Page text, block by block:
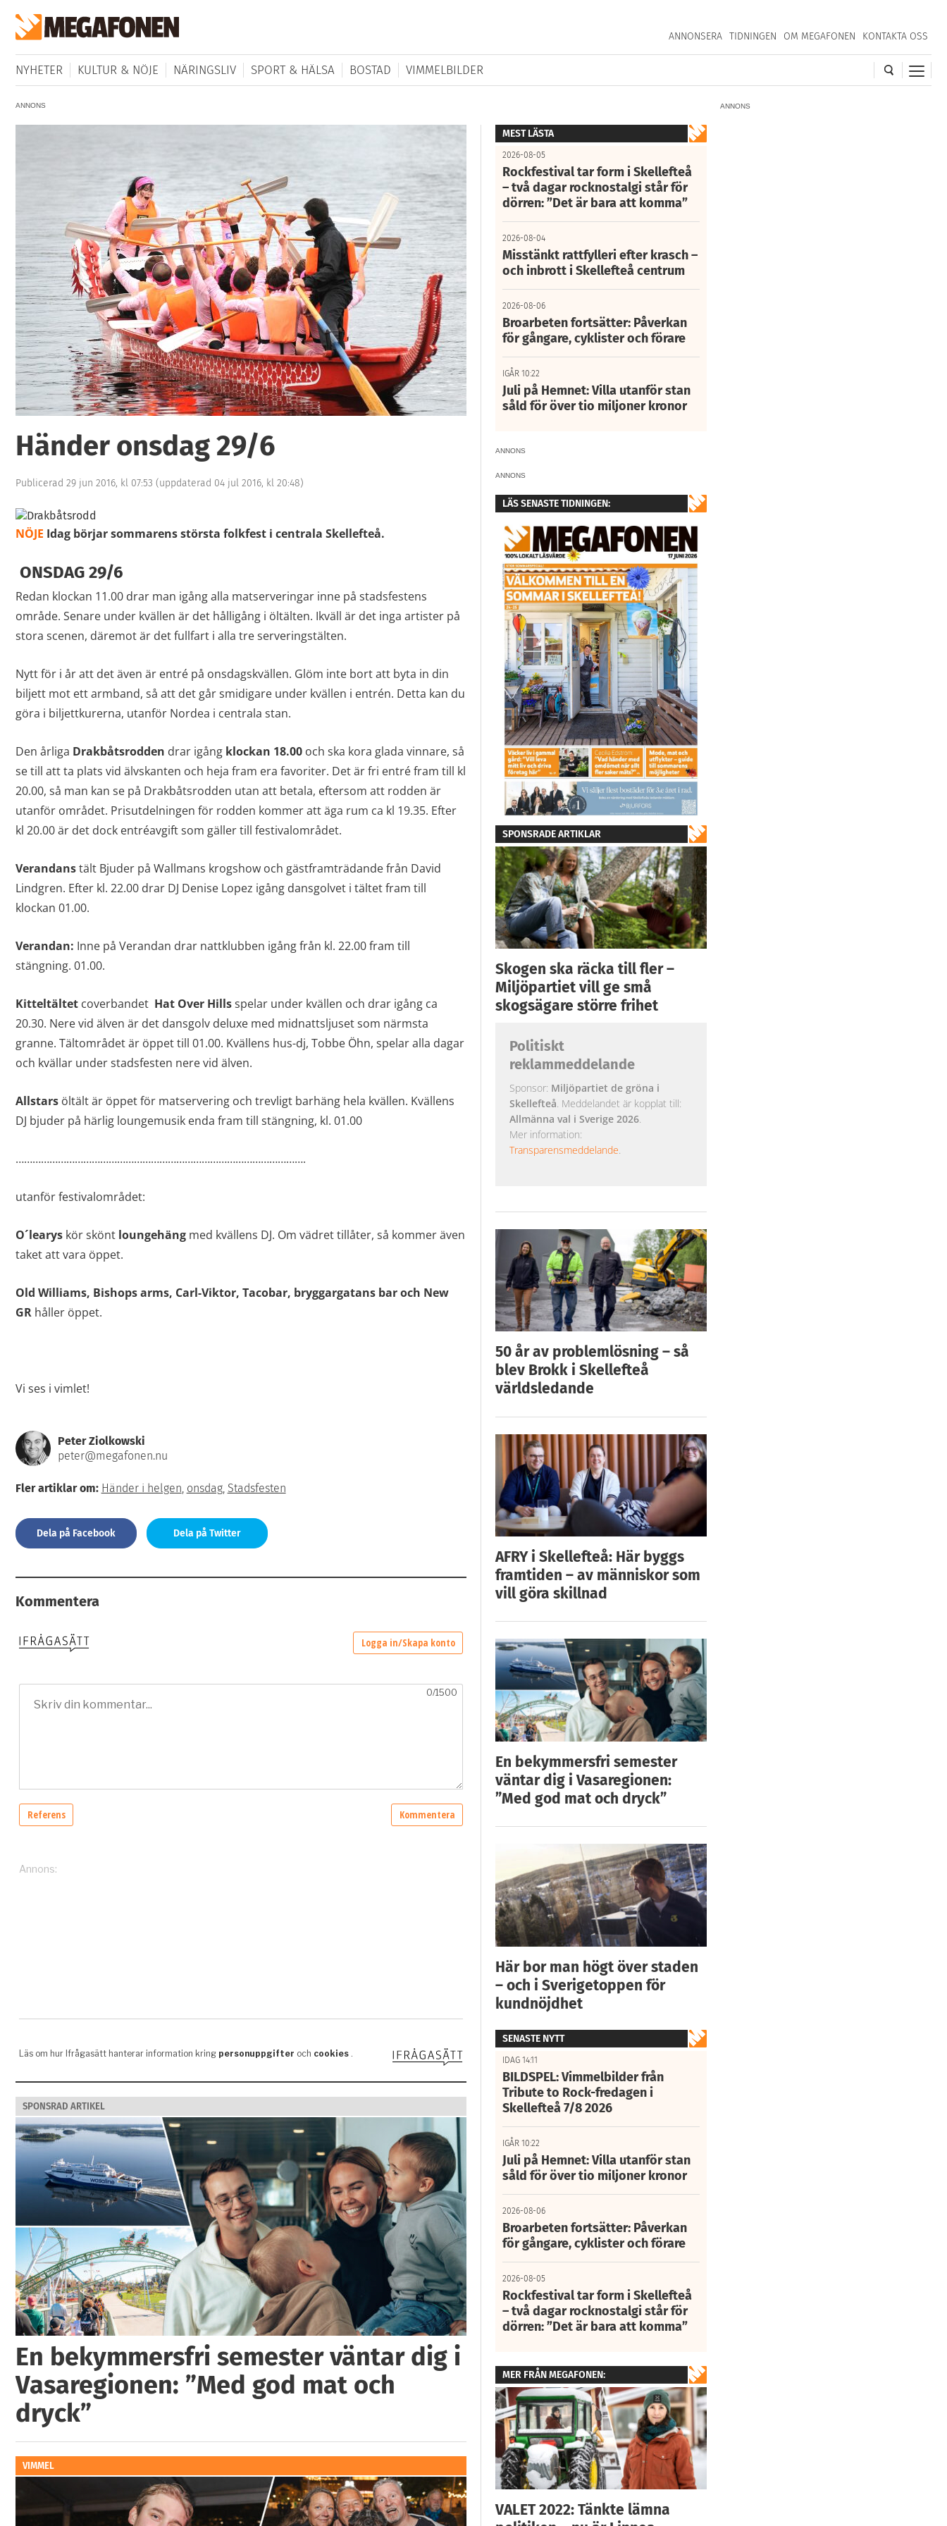
ANNONSERA TIDNINGEN OM MEGAFONEN KONTAKTA OSS
NYHETER KULTUR & NÖJE NÄRINGSLIV SPORT & HÄLSA BOSTAD VIMMELBILDER
ANNONS
ANNONS
Händer onsdag 29/6
Publicerad 29 jun 2016, kl 07:53 (uppdaterad 04 jul 2016, kl 20:48)
NÖJE Idag börjar sommarens största folkfest i centrala Skellefteå.
ONSDAG 29/6
Redan klockan 11.00 drar man igång alla matserveringar inne på stadsfestens
område. Senare under kvällen är det hålligång i öltälten. Ikväll är det inga artister på
stora scenen, däremot är det fullfart i alla tre serveringstälten.
Nytt för i år att det även är entré på onsdagskvällen. Glöm inte bort att byta in din
biljett mot ett armband, så att det går smidigare under kvällen i entrén. Detta kan du
göra i biljettkurerna, utanför Nordea i centrala stan.
Den årliga Drakbåtsrodden drar igång klockan 18.00och ska kora glada vinnare, så
se till att ta plats vid älvskanten och heja fram era favoriter. Det är fri entré fram till kl
20.00, så man kan se på Drakbåtsrodden utan att betala, eftersom att rodden är
utanför området. Prisutdelningen för rodden kommer att äga rum ca kl 19.35. Efter
kl 20.00 är det dock entréavgift som gäller till festivalområdet.
Verandanstält Bjuder på Wallmans krogshow och gästframträdande från David
Lindgren. Efter kl. 22.00 drar DJ Denise Lopez igång dansgolvet i tältet fram till
klockan 01.00.
Verandan: Inne på Verandan drar nattklubben igång från kl. 22.00 fram till
stängning. 01.00.
Kitteltältetcoverbandet Hat Over Hillsspelar under kvällen och drar igång ca
20.30. Nere vid älven är det dansgolv deluxe med midnattsljuset som närmsta
granne. Tältområdet är öppet till 01.00. Kvällens hus-dj, Tobbe Öhn, spelar alla dagar
och kvällar under stadsfesten nere vid älven.
Allstarsöltält är öppet för matservering och trevligt barhäng hela kvällen. Kvällens
DJ bjuder på härlig loungemusik enda fram till stängning, kl. 01.00
………………………………………………………………………………………….
utanför festivalområdet:
O´learyskör skönt loungehängmed kvällens DJ. Om vädret tillåter, så kommer även
taket att vara öppet.
Old Williams, Bishops arms, Carl-Viktor, Tacobar, bryggargatans bar och New
GRhåller öppet.
Vi ses i vimlet!
Peter Ziolkowski
peter@megafonen.nu
Fler artiklar om: Händer i helgen, onsdag, Stadsfesten
Dela på Facebook Dela på Twitter
Kommentera
SPONSRAD ARTIKEL
En bekymmersfri semester väntar dig i
Vasaregionen: ”Med god mat och
dryck”
VIMMEL
MEST LÄSTA
2026-08-05
Rockfestival tar form i Skellefteå
– två dagar rocknostalgi står för
dörren: ”Det är bara att komma”
2026-08-04
Misstänkt rattfylleri efter krasch –
och inbrott i Skellefteå centrum
2026-08-06
Broarbeten fortsätter: Påverkan
för gångare, cyklister och förare
IGÅR 10:22
Juli på Hemnet: Villa utanför stan
såld för över tio miljoner kronor
ANNONS
ANNONS
LÄS SENASTE TIDNINGEN:
SPONSRADE ARTIKLAR
Skogen ska räcka till fler –
Miljöpartiet vill ge små
skogsägare större frihet
Politiskt
reklammeddelande
Sponsor: Miljöpartiet de gröna i
Skellefteå. Meddelandet är kopplat till:
Allmänna val i Sverige 2026.
Mer information:
Transparensmeddelande.
50 år av problemlösning – så
blev Brokk i Skellefteå
världsledande
AFRY i Skellefteå: Här byggs
framtiden – av människor som
vill göra skillnad
En bekymmersfri semester
väntar dig i Vasaregionen:
”Med god mat och dryck”
Här bor man högt över staden
– och i Sverigetoppen för
kundnöjdhet
SENASTE NYTT
IDAG 14:11
BILDSPEL: Vimmelbilder från
Tribute to Rock-fredagen i
Skellefteå 7/8 2026
IGÅR 10:22
Juli på Hemnet: Villa utanför stan
såld för över tio miljoner kronor
2026-08-06
Broarbeten fortsätter: Påverkan
för gångare, cyklister och förare
2026-08-05
Rockfestival tar form i Skellefteå
– två dagar rocknostalgi står för
dörren: ”Det är bara att komma”
MER FRÅN MEGAFONEN:
VALET 2022: Tänkte lämna